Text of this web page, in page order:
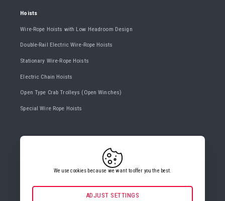
Hoists
Wire-Rope Hoists with Low Headroom Design
Double-Rail Electric Wire-Rope Hoists
Stationary Wire-Rope Hoists
Electric Chain Hoists
Open Type Crab Trolleys (Open Winches)
Special Wire Rope Hoists
We use cookies because we want to offer you the best.
NecessarilyADJUST SETTINGS